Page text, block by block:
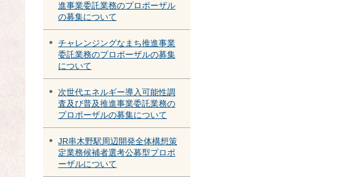
進事業委託業務のプロポーザル
の募集について
チャレンジングなまち推進事業
委託業務のプロポーザルの募集
について
次世代エネルギー導入可能性調
査及び普及推進事業委託業務の
プロポーザルの募集について
JR串木野駅周辺開発全体構想策
定業務候補者選考公募型プロポ
ーザルについて